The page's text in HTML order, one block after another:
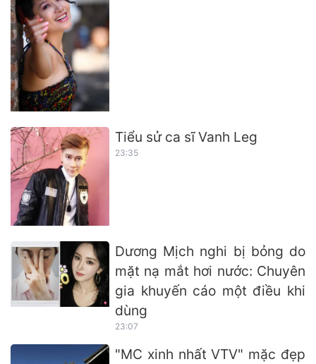
Tiểu sử ca sĩ Vanh Leg
23:35
Dương Mịch nghi bị bỏng do
mặt nạ mắt hơi nước: Chuyên
gia khuyến cáo một điều khi
dùng
23:07
"MC xinh nhất VTV" mặc đẹp